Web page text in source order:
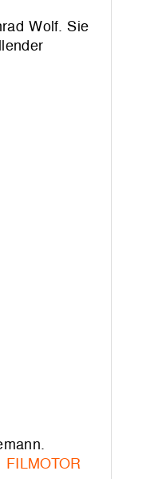
Wolf. Sie
FILMOTOR